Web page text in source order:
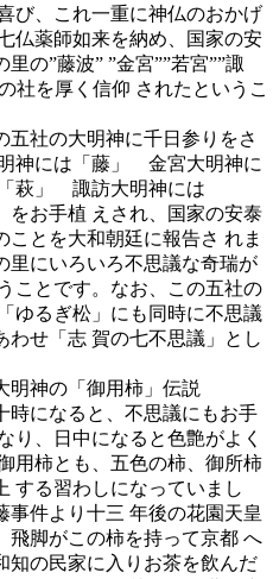
び、これ一重に神仏のおかげ
仏薬師如来を納め、国家の安
の”藤波” ”金宮””若宮””諏
社を厚く信仰 されたというこ
社の大明神に千日参りをさ
神には「藤」 金宮大明神に
萩」 諏訪大明神には
お手植 えされ、国家の安泰
ことを大和朝廷に報告さ れま
里にいろいろ不思議な奇瑞が
ことです。なお、この五社の
ゆるぎ松」にも同時に不思議
わせ「志 賀の七不思議」とし
神の「御用柿」伝説
になると、不思議にもお手
り、日中になると色艶がよく
用柿とも、五色の柿、御所柿
する習わしになっていまし
事件より十三 年後の花園天皇
飛脚がこの柿を持って京都 へ
知の民家に入りお茶を飲んだ